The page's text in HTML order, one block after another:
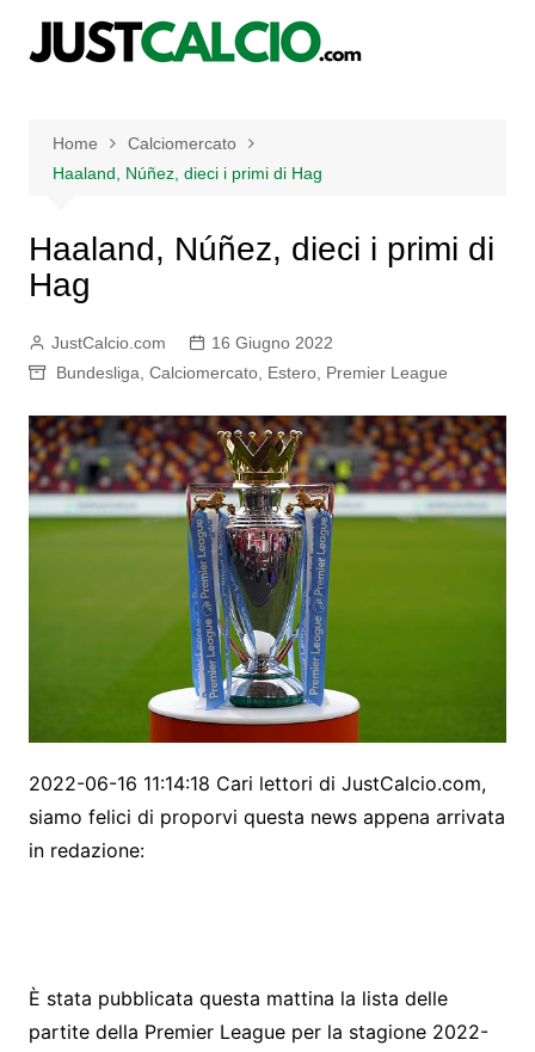
Home
Calciomercato
Haaland, Núñez, dieci i primi di Hag
Haaland, Núñez, dieci i primi di
Hag
JustCalcio.com
16 Giugno 2022
Bundesliga Calciomercato, Estero, Premier League
2022-06-16 11:14:18 Cari lettori di JustCalcio.com,
siamo felici di proporvi questa news appena arrivata
in redazione:
È stata pubblicata questa mattina la lista delle
partite della Premier League per la stagione 2022-